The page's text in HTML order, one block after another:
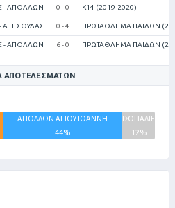
- ΑΠΟΛΛΩΝ 0 - 0 Κ14 (2019-2020)
ΣΟΥΔΑΣ 0 - 4 ΠΡΩΤΑΘΛΗΜΑ ΠΑΙΔΩΝ
- ΑΠΟΛΛΩΝ 6 - 0 ΠΡΩΤΑΘΛΗΜΑ ΠΑΙΔΩΝ
ΑΠΟΤΕΛΕΣΜΆΤΩΝ
ΑΠΟΛΛΩΝ ΑΓΙΟΥ ΙΩΑΝΝΗ
44%
ΙΣΟΠΑΛΙΕΣ
12%